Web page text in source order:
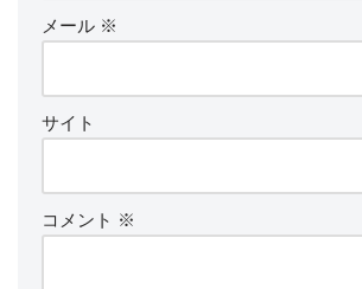
メール ※
サイト
コメント ※